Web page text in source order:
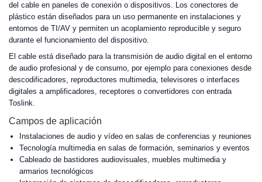
del cable en paneles de conexión o dispositivos. Los conectores de
plástico están diseñados para un uso permanente en instalaciones y
entornos de TI/AV y permiten un acoplamiento reproducible y seguro
durante el funcionamiento del dispositivo.
El cable está diseñado para la transmisión de audio digital en el entorno
de audio profesional y de consumo, por ejemplo para conexiones desde
descodificadores, reproductores multimedia, televisores o interfaces
digitales a amplificadores, receptores o convertidores con entrada
Toslink.
Campos de aplicación
Instalaciones de audio y vídeo en salas de conferencias y reuniones
Tecnología multimedia en salas de formación, seminarios y eventos
Cableado de bastidores audiovisuales, muebles multimedia y
armarios tecnológicos